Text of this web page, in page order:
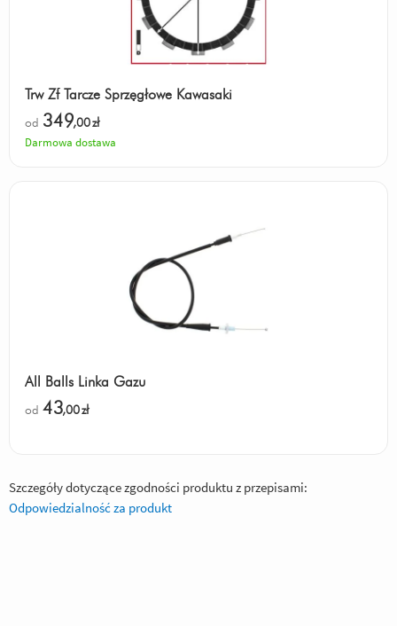
Trw Zf Tarcze Sprzęgłowe Kawasaki
od 349,00zł
Darmowa dostawa
All Balls Linka Gazu
od 43,00zł
Szczegóły dotyczące zgodności produktu z przepisami:
Odpowiedzialność za produkt